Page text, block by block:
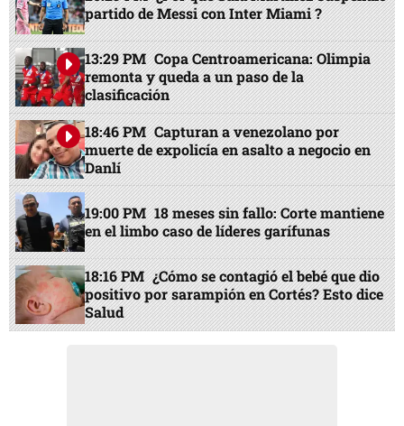
partido de Messi con Inter Miami ?
13:29 PM Copa Centroamericana: Olimpia
remonta y queda a un paso de la
clasificación
18:46 PM Capturan a venezolano por
muerte de expolicía en asalto a negocio en
Danlí
19:00 PM 18 meses sin fallo: Corte mantiene
en el limbo caso de líderes garífunas
18:16 PM ¿Cómo se contagió el bebé que dio
positivo por sarampión en Cortés? Esto dice
Salud